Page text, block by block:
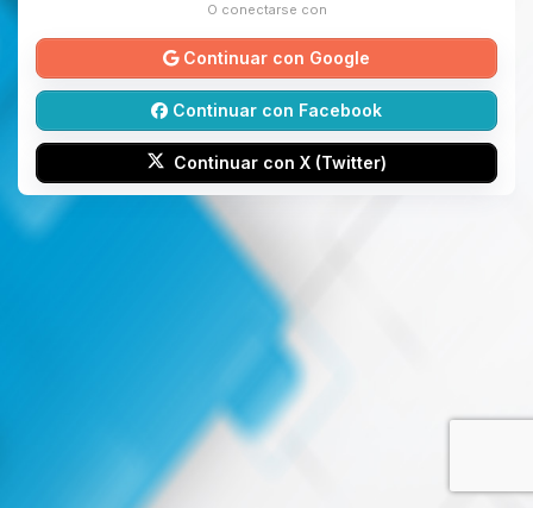
O conectarse con
Continuar con Google
Continuar con Facebook
Continuar con X (Twitter)